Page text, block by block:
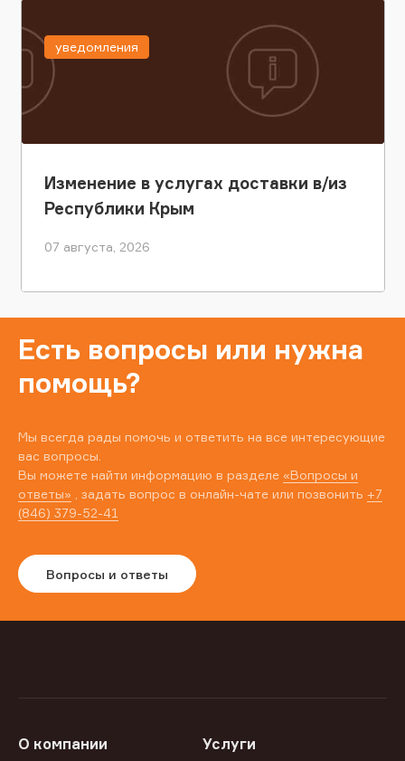
Изменение в услугах доставки в/из
Республики Крым
07 августа, 2026
уведомления
Есть вопросы или нужна
помощь?
Мы всегда рады помочь и ответить на все интересующие
вас вопросы.
Вы можете найти информацию в разделе «Вопросы и
ответы» , задать вопрос в онлайн-чате или позвонить +7
(846) 379-52-41
Вопросы и ответы
О компании Услуги